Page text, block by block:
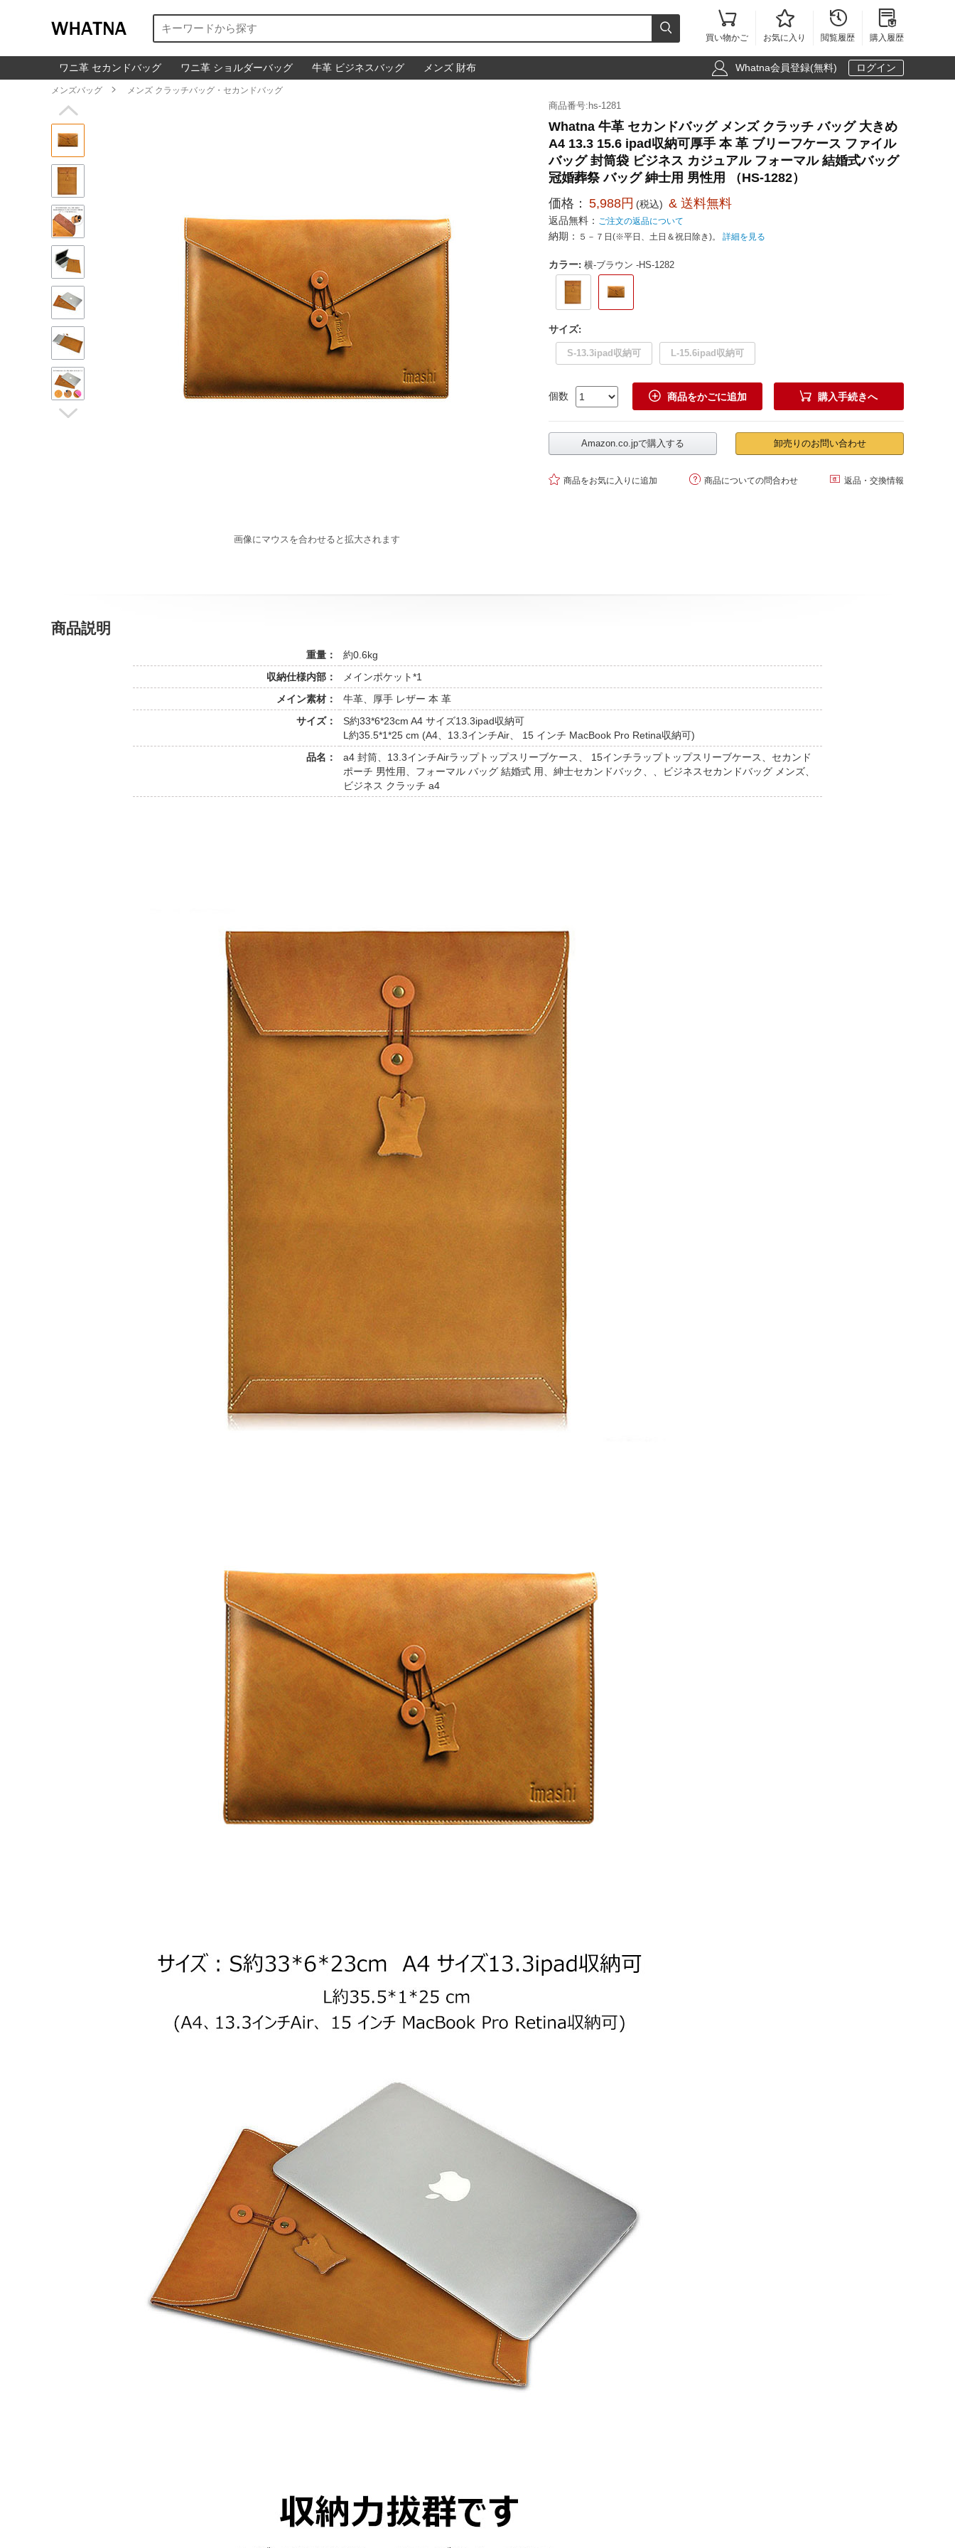


買い物かご

お気に入り

閲覧履歴

購入履歴
ワニ革 セカンドバッグ ワニ革 ショルダーバッグ 牛革 ビジネスバッグ メンズ 財布  Whatna会員登録(無料) ログイン
メンズバッグ  メンズ クラッチバッグ・セカンドバッグ


画像にマウスを合わせると拡大されます
商品番号:hs-1281
Whatna 牛革 セカンドバッグ メンズ クラッチ バッグ 大きめ
A4 13.3 15.6 ipad収納可厚手 本 革 ブリーフケース ファイル
バッグ 封筒袋 ビジネス カジュアル フォーマル 結婚式バッグ
冠婚葬祭 バッグ 紳士用 男性用 （HS-1282）
価格： 5,988円 (税込) & 送料無料
返品無料： ご注文の返品について
納期： ５－７日(※平日、土日＆祝日除き)。 詳細を見る
カラー: 横-ブラウン -HS-1282
サイズ:
S-13.3ipad収納可 L-15.6ipad収納可
個数  商品をかごに追加  購入手続きへ
Amazon.co.jpで購入する 卸売りのお問い合わせ
 商品をお気に入りに追加  商品についての問合わせ  返品・交換情報
商品説明
重量：
約0.6kg
収納仕様内部：
メインポケット*1
メイン素材：
牛革、厚手 レザー 本 革
サイズ：
S約33*6*23cm A4 サイズ13.3ipad収納可
L約35.5*1*25 cm (A4、13.3インチAir、 15 インチ MacBook Pro Retina収納可)
品名：
a4 封筒、13.3インチAirラップトップスリーブケース、 15インチラップトップスリーブケース、セカンド
ポーチ 男性用、フォーマル バッグ 結婚式 用、紳士セカンドバック、、ビジネスセカンドバッグ メンズ、
ビジネス クラッチ a4